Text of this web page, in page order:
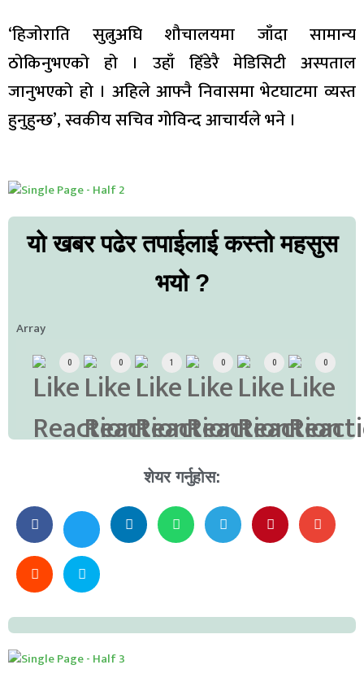
‘हिजोराति सुत्नुअघि शौचालयमा जाँदा सामान्य
ठोकिनुभएको हो । उहाँ हिँडेरै मेडिसिटी अस्पताल
जानुभएको हो । अहिले आफ्नै निवासमा भेटघाटमा व्यस्त
हुनुहुन्छ’, स्वकीय सचिव गोविन्द आचार्यले भने ।
यो खबर पढेर तपाईलाई कस्तो महसुस
भयो ?
Array
0 0 1 0 0 0
शेयर गर्नुहोस: